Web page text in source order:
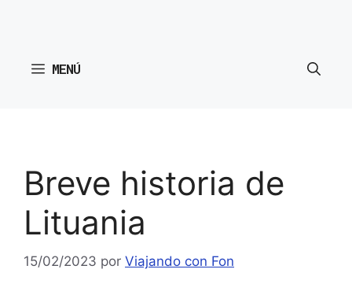
MENÚ
Breve historia de
Lituania
15/02/2023 por Viajando con Fon